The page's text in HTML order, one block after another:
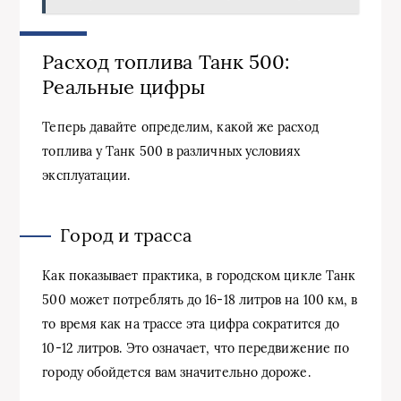
Расход топлива Танк 500:
Реальные цифры
Теперь давайте определим, какой же расход
топлива у Танк 500 в различных условиях
эксплуатации.
Город и трасса
Как показывает практика, в городском цикле Танк
500 может потреблять до 16-18 литров на 100 км, в
то время как на трассе эта цифра сократится до
10-12 литров. Это означает, что передвижение по
городу обойдется вам значительно дороже.